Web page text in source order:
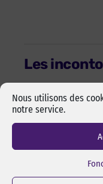
Nous utilisons des
notre service.
Les